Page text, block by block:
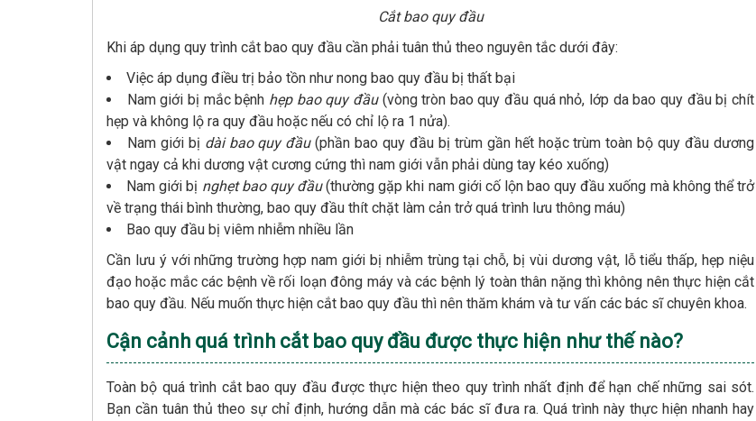
Cắt bao quy đầu
Khi áp dụng quy trình cắt bao quy đầu cần phải tuân thủ theo nguyên tắc dưới đây:
Việc áp dụng điều trị bảo tồn như nong bao quy đầu bị thất bại
Nam giới bị mắc bệnh hẹp bao quy đầu(vòng tròn bao quy đầu quá nhỏ, lớp da bao quy đầu bị chít
hẹp và không lộ ra quy đầu hoặc nếu có chỉ lộ ra 1 nửa).
Nam giới bị dài bao quy đầu(phần bao quy đầu bị trùm gần hết hoặc trùm toàn bộ quy đầu dương
vật ngay cả khi dương vật cương cứng thì nam giới vẫn phải dùng tay kéo xuống)
Nam giới bị nghẹt bao quy đầu(thường gặp khi nam giới cố lộn bao quy đầu xuống mà không thể trở
về trạng thái bình thường, bao quy đầu thít chặt làm cản trở quá trình lưu thông máu)
Bao quy đầu bị viêm nhiễm nhiều lần
Cần lưu ý với những trường hợp nam giới bị nhiễm trùng tại chỗ, bị vùi dương vật, lỗ tiểu thấp, hẹp niệu
đạo hoặc mắc các bệnh về rối loạn đông máy và các bệnh lý toàn thân nặng thì không nên thực hiện cắt
bao quy đầu. Nếu muốn thực hiện cắt bao quy đầu thì nên thăm khám và tư vấn các bác sĩ chuyên khoa.
Cận cảnh quá trình cắt bao quy đầu được thực hiện như thế nào?
Toàn bộ quá trình cắt bao quy đầu được thực hiện theo quy trình nhất định để hạn chế những sai sót.
Bạn cần tuân thủ theo sự chỉ định, hướng dẫn mà các bác sĩ đưa ra. Quá trình này thực hiện nhanh hay